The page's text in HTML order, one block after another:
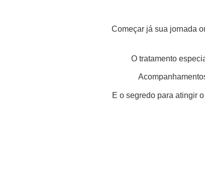
Começar já sua jornada
O tratamento
E o segredo para atingir